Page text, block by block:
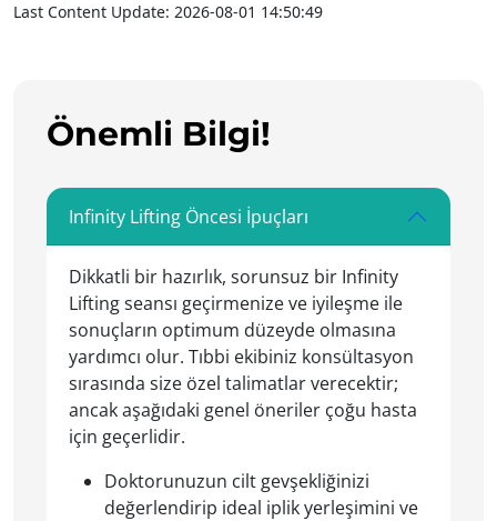
Last Content Update: 2026-08-01 14:50:49
Önemli Bilgi!
Infinity Lifting Öncesi İpuçları
Dikkatli bir hazırlık, sorunsuz bir Infinity
Lifting seansı geçirmenize ve iyileşme ile
sonuçların optimum düzeyde olmasına
yardımcı olur. Tıbbi ekibiniz konsültasyon
sırasında size özel talimatlar verecektir;
ancak aşağıdaki genel öneriler çoğu hasta
için geçerlidir.
Doktorunuzun cilt gevşekliğinizi
değerlendirip ideal iplik yerleşimini ve